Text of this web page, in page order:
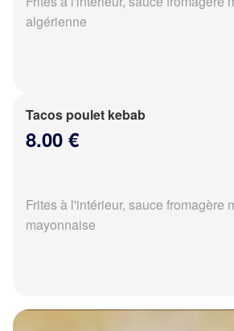
algérienne
Tacos poulet kebab
8.00 €
Frites à l'intérieur, sauce fromagère
mayonnaise